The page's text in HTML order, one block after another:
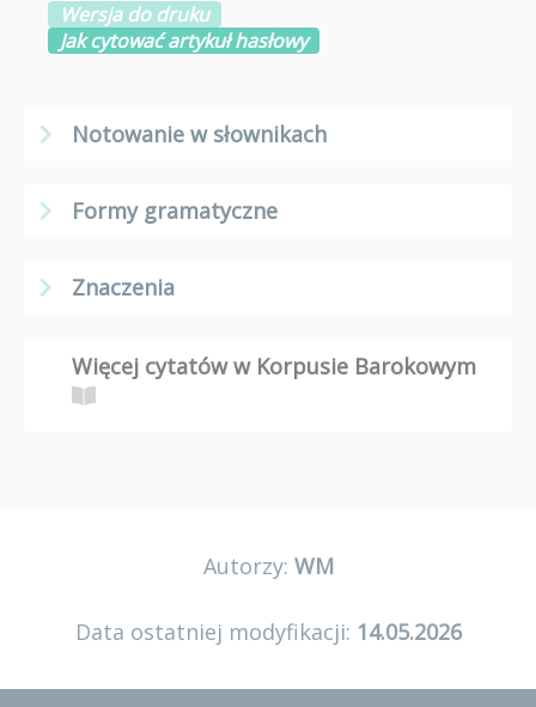
Wersja do druku
Jak cytować artykuł hasłowy
Notowanie w słownikach
Formy gramatyczne
Znaczenia
Więcej cytatów w Korpusie Barokowym
Autorzy: WM
Data ostatniej modyfikacji: 14.05.2026